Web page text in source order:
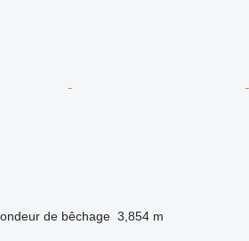
de bêchage 3,854 m